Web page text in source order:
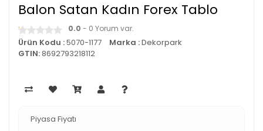
Balon Satan Kadın Forex Tablo
0.0 - 0 Yorum var.
Ürün Kodu :5070-1177 Marka :Dekorpark
GTIN:8692793218112
Piyasa Fiyatı